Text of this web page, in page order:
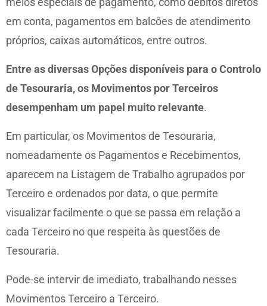
em conta, pagamentos em balcões de atendimento
próprios, caixas automáticos, entre outros.
Entre as diversas Opções disponíveis para o Controlo
de Tesouraria, os Movimentos por Terceiros
desempenham um papel muito relevante.
Em particular, os Movimentos de Tesouraria,
nomeadamente os Pagamentos e Recebimentos,
aparecem na Listagem de Trabalho agrupados por
Terceiro e ordenados por data, o que permite
visualizar facilmente o que se passa em relação a
cada Terceiro no que respeita às questões de
Tesouraria.
Pode-se intervir de imediato, trabalhando nesses
Movimentos Terceiro a Terceiro.